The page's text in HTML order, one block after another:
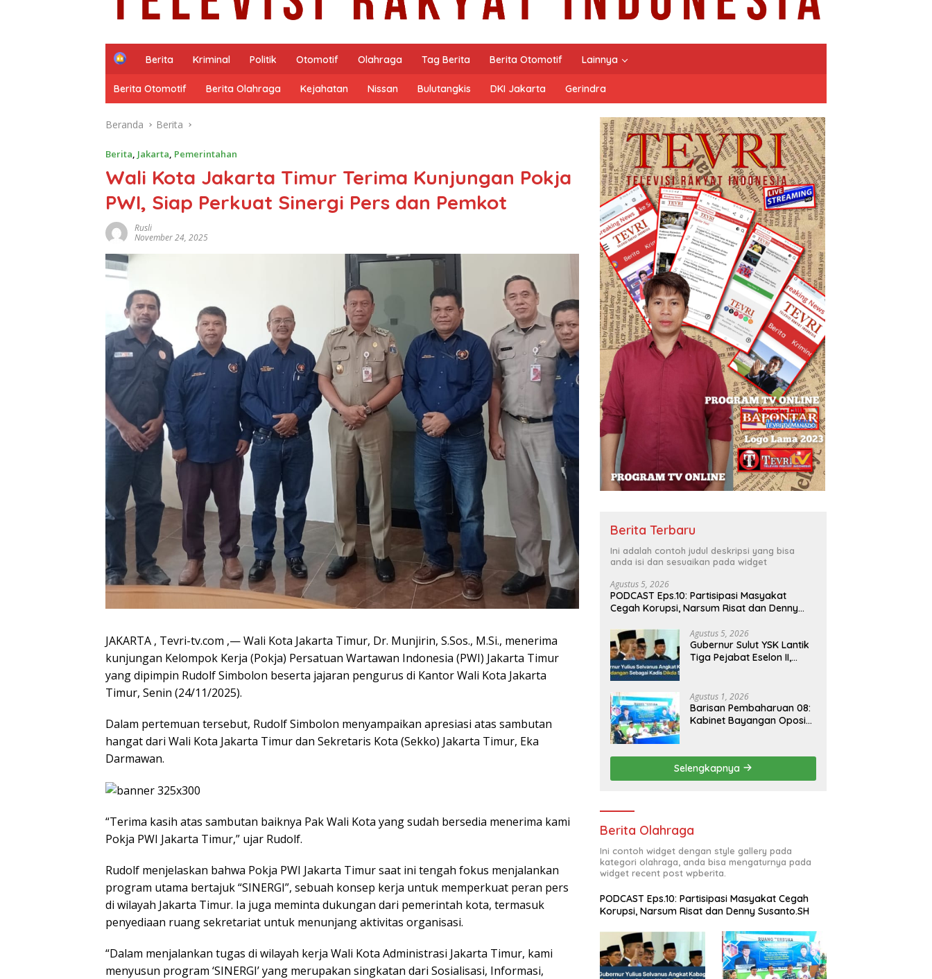
H
m
e
Berita Kriminal Politik Otomotif Olahraga Tag Berita Berita Otomotif Lainnya
Berita Otomotif Berita Olahraga Kejahatan Nissan Bulutangkis DKI Jakarta Gerindra
Beranda Berita
Berita, Jakarta, Pemerintahan
Wali Kota Jakarta Timur Terima Kunjungan Pokja
PWI, Siap Perkuat Sinergi Pers dan Pemkot
Rusli
November 24, 2025
JAKARTA , Tevri-tv.com ,— Wali Kota Jakarta Timur, Dr. Munjirin, S.Sos., M.Si., menerima
kunjungan Kelompok Kerja (Pokja) Persatuan Wartawan Indonesia (PWI) Jakarta Timur
yang dipimpin Rudolf Simbolon beserta jajaran pengurus di Kantor Wali Kota Jakarta
Timur, Senin (24/11/2025).
Dalam pertemuan tersebut, Rudolf Simbolon menyampaikan apresiasi atas sambutan
hangat dari Wali Kota Jakarta Timur dan Sekretaris Kota (Sekko) Jakarta Timur, Eka
Darmawan.
“Terima kasih atas sambutan baiknya Pak Wali Kota yang sudah bersedia menerima kami
Pokja PWI Jakarta Timur,” ujar Rudolf.
Rudolf menjelaskan bahwa Pokja PWI Jakarta Timur saat ini tengah fokus menjalankan
program utama bertajuk “SINERGI”, sebuah konsep kerja untuk memperkuat peran pers
di wilayah Jakarta Timur. Ia juga meminta dukungan dari pemerintah kota, termasuk
penyediaan ruang sekretariat untuk menunjang aktivitas organisasi.
“Dalam menjalankan tugas di wilayah kerja Wali Kota Administrasi Jakarta Timur, kami
menyusun program ‘SINERGI’ yang merupakan singkatan dari Sosialisasi, Informasi,
Berita Terbaru
Ini adalah contoh judul deskripsi yang bisa
anda isi dan sesuaikan pada widget
Agustus 5, 2026
PODCAST Eps.10: Partisipasi Masyakat
Cegah Korupsi, Narsum Risat dan Denny
Agustus 5, 2026
Gubernur Sulut YSK Lantik
Tiga Pejabat Eselon II,
Agustus 1, 2026
Barisan Pembaharuan 08:
Kabinet Bayangan Oposisi
Asta Cita Prabowo-Gibran
Selengkapnya
Berita Olahraga
Ini contoh widget dengan style gallery pada
kategori olahraga, anda bisa mengaturnya pada
widget recent post wpberita.
PODCAST Eps.10: Partisipasi Masyakat Cegah
Korupsi, Narsum Risat dan Denny Susanto.SH